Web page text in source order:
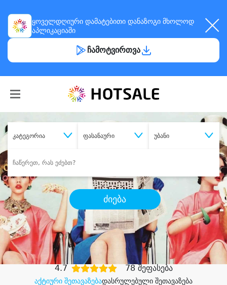
ყოველდღიური დამატებითი დანაზოგი მხოლოდ
აპლიკაციაში
ჩამოტვირთვა
კატეგორია ფასანაური უბანი
ძიება
შეიძინესასურველი მომსახურება
დიდი დანაზოგით
აქტიური შეთავაზებადასრულებული შეთავაზება
4.7 78 შეფასება